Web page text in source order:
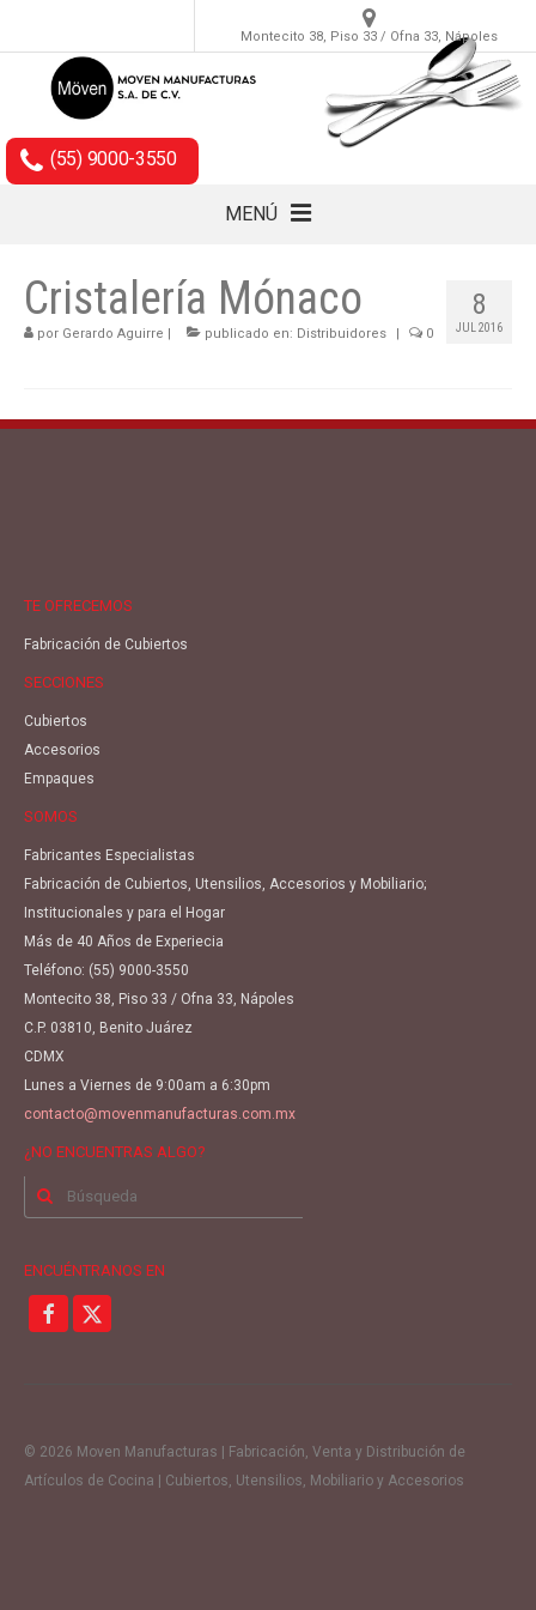
Montecito 38, Piso 33 / Ofna 33, Nápoles
(55) 9000-3550
MENÚ
Cubiertos
Accesorios
8
JUL 2016
Cristalería Mónaco
por Gerardo Aguirre | publicado en: Distribuidores | 0
TE OFRECEMOS
Fabricación de Cubiertos
SECCIONES
Cubiertos
Accesorios
Empaques
SOMOS
Fabricantes Especialistas
Fabricación de Cubiertos, Utensilios, Accesorios y Mobiliario;
Institucionales y para el Hogar
Más de 40 Años de Experiecia
Teléfono: (55) 9000-3550
Montecito 38, Piso 33 / Ofna 33, Nápoles
C.P. 03810, Benito Juárez
CDMX
Lunes a Viernes de 9:00am a 6:30pm
contacto@movenmanufacturas.com.mx
¿NO ENCUENTRAS ALGO?
Buscar
ENCUÉNTRANOS EN
© 2026 Moven Manufacturas | Fabricación, Venta y Distribución de
Artículos de Cocina | Cubiertos, Utensilios, Mobiliario y Accesorios